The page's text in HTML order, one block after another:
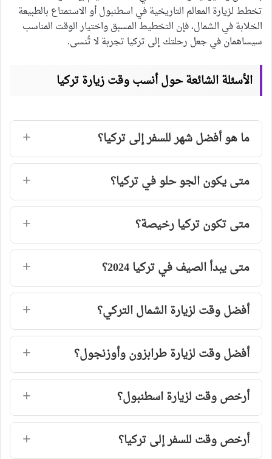
تخطط لزيارة المعالم التاريخية في اسطنبول أو الاستمتاع بالطبيعة
الخلابة في الشمال، فإن التخطيط المسبق واختيار الوقت المناسب
سيساهمان في جعل رحلتك إلى تركيا تجربة لا تُنسى.
الأسئلة الشائعة حول أنسب وقت زيارة تركيا
ما هو أفضل شهر للسفر إلى تركيا؟
متى يكون الجو حلو في تركيا؟
متى تكون تركيا رخيصة؟
متى يبدأ الصيف في تركيا 2024؟
أفضل وقت لزيارة الشمال التركي؟
أفضل وقت لزيارة طرابزون وأوزنجول؟
أرخص وقت لزيارة اسطنبول؟
أرخص وقت للسفر إلى تركيا؟